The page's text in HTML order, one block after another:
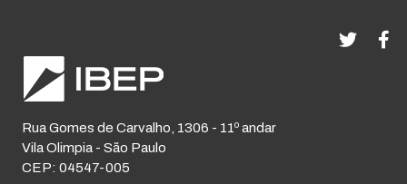
Rua Gomes de Carvalho, 1306 - 11º andar
Vila Olimpia - São Paulo
CEP: 04547-005